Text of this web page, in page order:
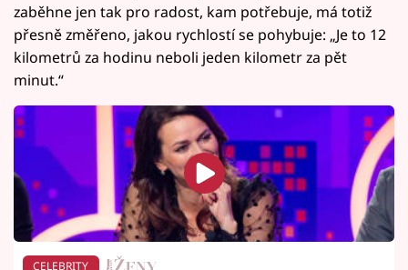
zaběhne jen tak pro radost, kam potřebuje, má totiž
přesně změřeno, jakou rychlostí se pohybuje: „Je to 12
kilometrů za hodinu neboli jeden kilometr za pět
minut.“
CELEBRITY